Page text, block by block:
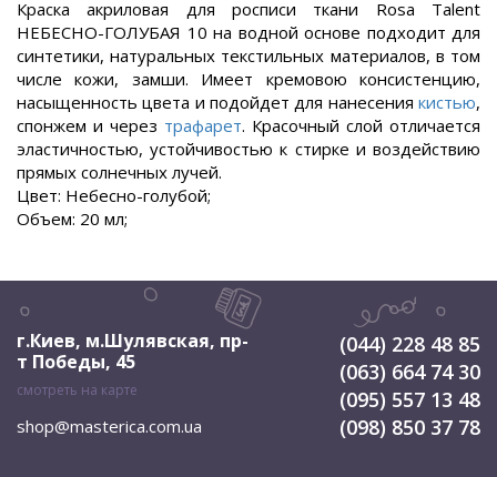
Краска акриловая для росписи ткани Rosa Talent
НЕБЕСНО-ГОЛУБАЯ 10 на водной основе подходит для
синтетики, натуральных текстильных материалов, в том
числе кожи, замши. Имеет кремовою консистенцию,
насыщенность цвета и подойдет для нанесения кистью,
спонжем и через трафарет. Красочный слой отличается
эластичностью, устойчивостью к стирке и воздействию
прямых солнечных лучей.
Цвет: Небесно-голубой;
Объем: 20 мл;
г.Киев, м.Шулявская, пр-
т Победы, 45
смотреть на карте
shop@masterica.com.ua
(044) 228 48 85
(063) 664 74 30
(095) 557 13 48
(098) 850 37 78